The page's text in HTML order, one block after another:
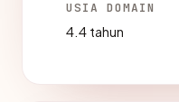
USIA DOMAIN
4.4 tahun